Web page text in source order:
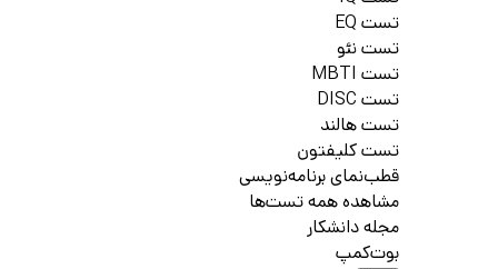
تست EQ
تست نئو
تست MBTI
تست DISC
تست هالند
تست کلیفتون
قطب‌نمای برنامه‌نویسی
مشاهده همه تست‌ها
مجله دانشکار
بوت‌کمپ